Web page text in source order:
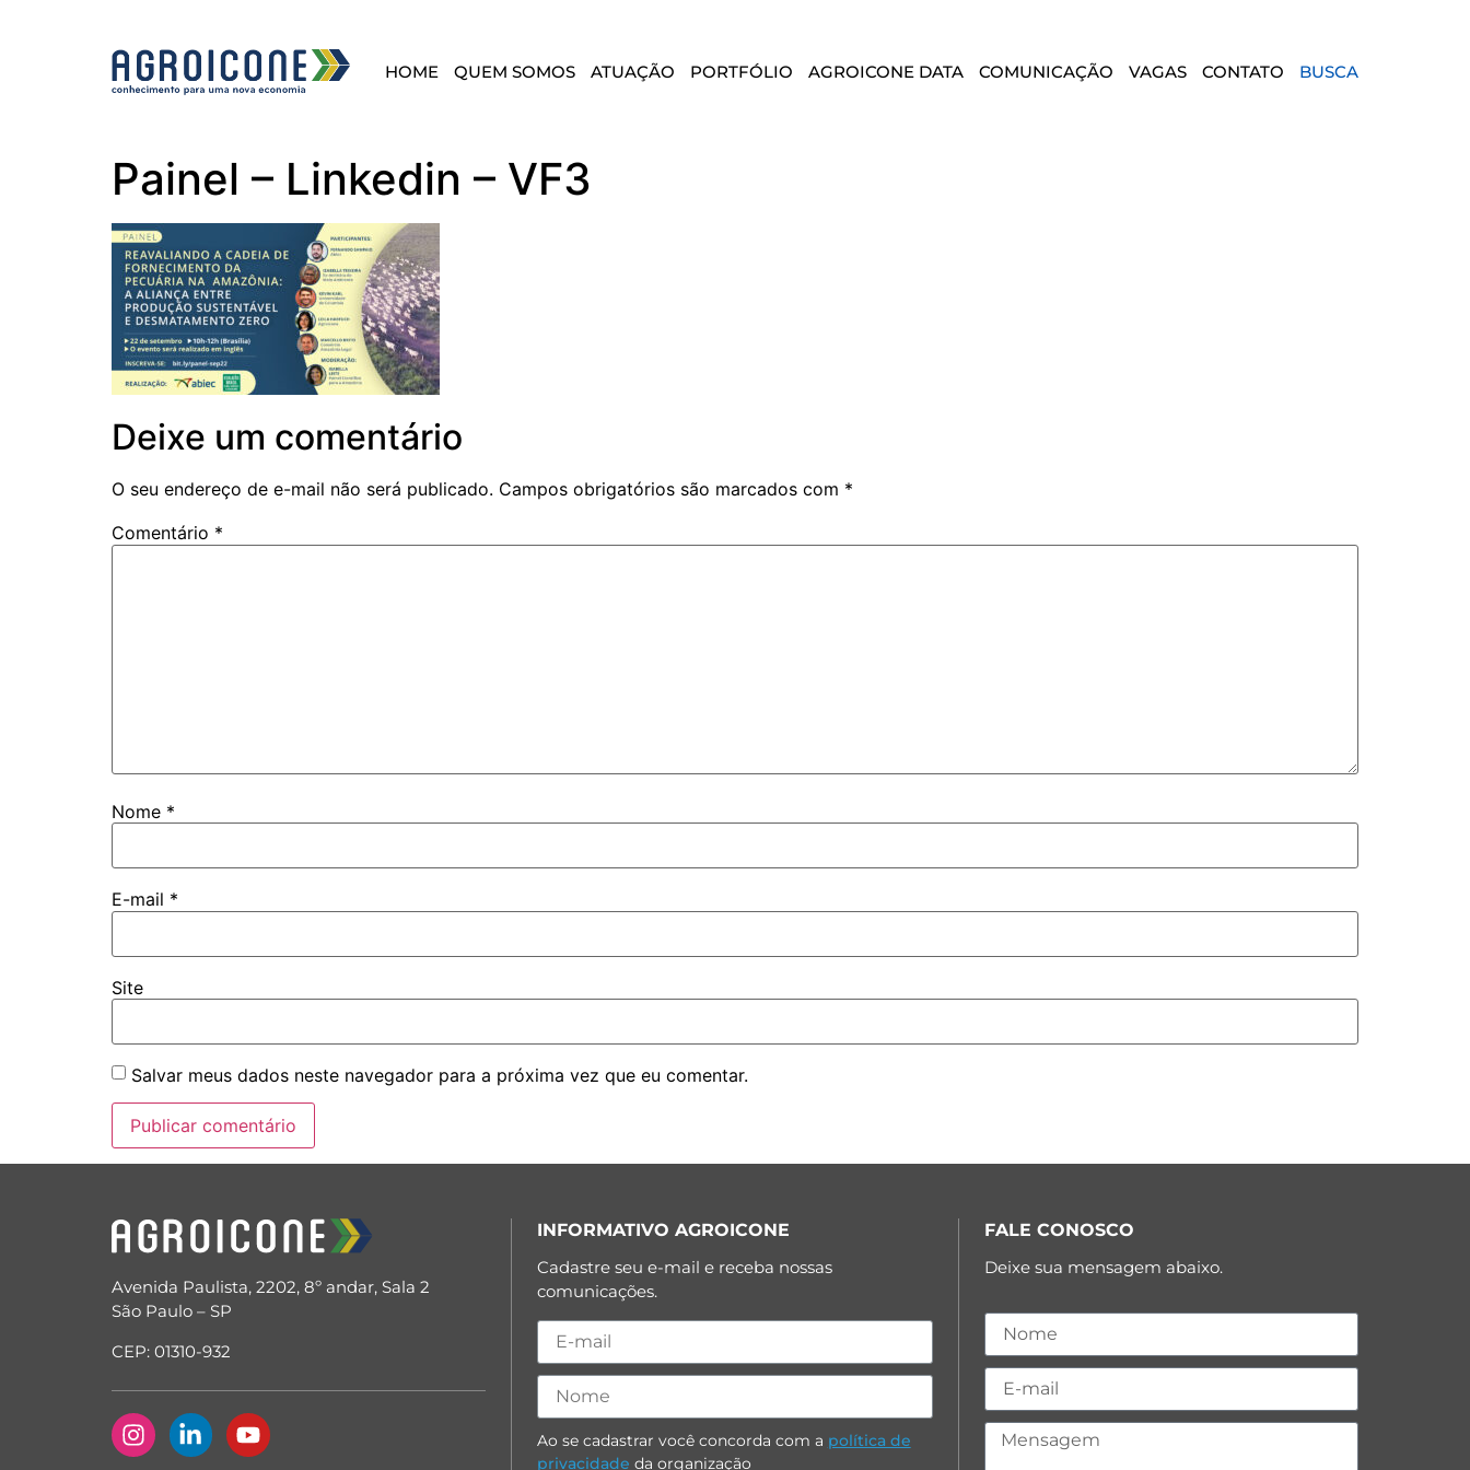
HOME QUEM SOMOS ATUAÇÃO PORTFÓLIO AGROICONE DATA COMUNICAÇÃO VAGAS CONTATO BUSCA
Painel – Linkedin – VF3
Deixe um comentário
O seu endereço de e-mail não será publicado. Campos obrigatórios são marcados com *
Comentário *
Nome *
E-mail *
Site
Salvar meus dados neste navegador para a próxima vez que eu comentar.
Avenida Paulista, 2202, 8º andar, Sala 2
São Paulo – SP
CEP: 01310-932
INFORMATIVO AGROICONE
Cadastre seu e-mail e receba nossas
comunicações.
Ao se cadastrar você concorda com a política de
privacidade da organização
FALE CONOSCO
Deixe sua mensagem abaixo.